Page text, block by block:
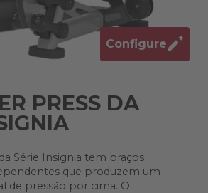
Configure
PRESS DA
Série Insignia tem braços
que produzem um
de pressão por cima. O